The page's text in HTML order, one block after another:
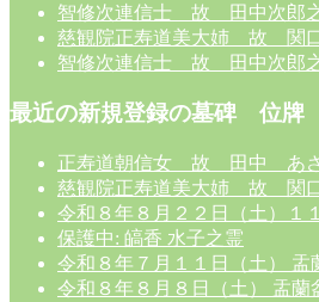
智修次連信士 故 田中次郎
慈観院正寿道美大姉 故 関
智修次連信士 故 田中次郎
最近の新規登録の墓碑 位牌
正寿道朝信女 故 田中 あ
慈観院正寿道美大姉 故 関
令和８年８月２２日（土）
保護中: 皜香 水子之霊
令和８年７月１１日（土）
令和８年８月８日（土） 盂